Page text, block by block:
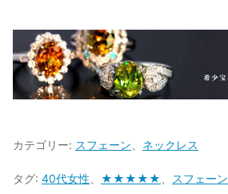
カテゴリー: スフェーン ネックレス
タグ: 40代女性 ★★★★★ スフェーン